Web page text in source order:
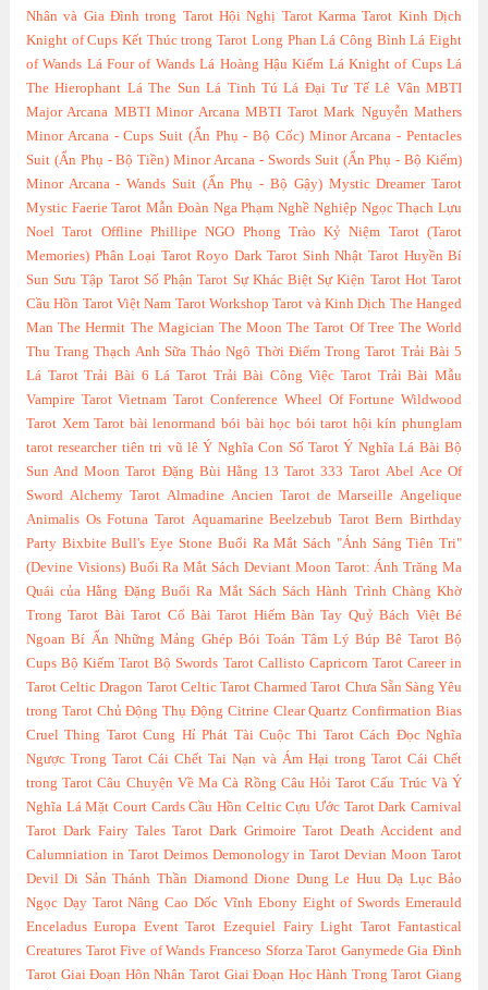
Nhân và Gia Đình trong Tarot Hội Nghị Tarot Karma Tarot Kinh Dịch
Knight of Cups Kết Thúc trong Tarot Long Phan Lá Công Bình Lá Eight
of Wands Lá Four of Wands Lá Hoàng Hậu Kiếm Lá Knight of Cups Lá
The Hierophant Lá The Sun Lá Tinh Tú Lá Đại Tư Tế Lê Vân MBTI
Major Arcana MBTI Minor Arcana MBTI Tarot Mark Nguyễn Mathers
Minor Arcana - Cups Suit (Ẩn Phụ - Bộ Cốc) Minor Arcana - Pentacles
Suit (Ẩn Phụ - Bộ Tiền) Minor Arcana - Swords Suit (Ẩn Phụ - Bộ Kiếm)
Minor Arcana - Wands Suit (Ẩn Phụ - Bộ Gậy) Mystic Dreamer Tarot
Mystic Faerie Tarot Mẫn Đoàn Nga Phạm Nghề Nghiệp Ngọc Thạch Lựu
Noel Tarot Offline Phillipe NGO Phong Trào Kỷ Niệm Tarot (Tarot
Memories) Phân Loại Tarot Royo Dark Tarot Sinh Nhật Tarot Huyền Bí
Sun Sưu Tập Tarot Số Phận Tarot Sự Khác Biệt Sự Kiện Tarot Hot Tarot
Cầu Hồn Tarot Việt Nam Tarot Workshop Tarot và Kinh Dịch The Hanged
Man The Hermit The Magician The Moon The Tarot Of Tree The World
Thu Trang Thạch Anh Sữa Thảo Ngô Thời Điểm Trong Tarot Trải Bài 5
Lá Tarot Trải Bài 6 Lá Tarot Trải Bài Công Việc Tarot Trải Bài Mẫu
Vampire Tarot Vietnam Tarot Conference Wheel Of Fortune Wildwood
Tarot Xem Tarot bài lenormand bói bài học bói tarot hội kín phunglam
tarot researcher tiên tri vũ lê Ý Nghĩa Con Số Tarot Ý Nghĩa Lá Bài Bộ
Sun And Moon Tarot Đặng Bùi Hằng 13 Tarot 333 Tarot Abel Ace Of
Sword Alchemy Tarot Almadine Ancien Tarot de Marseille Angelique
Animalis Os Fotuna Tarot Aquamarine Beelzebub Tarot Bern Birthday
Party Bixbite Bull's Eye Stone Buổi Ra Mắt Sách "Ánh Sáng Tiên Tri"
(Devine Visions) Buổi Ra Mắt Sách Deviant Moon Tarot: Ánh Trăng Ma
Quái của Hằng Đặng Buổi Ra Mắt Sách Sách Hành Trình Chàng Khờ
Trong Tarot Bài Tarot Cổ Bài Tarot Hiếm Bàn Tay Quỷ Bách Việt Bé
Ngoan Bí Ẩn Những Mảng Ghép Bói Toán Tâm Lý Búp Bê Tarot Bộ
Cups Bộ Kiếm Tarot Bộ Swords Tarot Callisto Capricorn Tarot Career in
Tarot Celtic Dragon Tarot Celtic Tarot Charmed Tarot Chưa Sẵn Sàng Yêu
trong Tarot Chủ Động Thụ Động Citrine Clear Quartz Confirmation Bias
Cruel Thing Tarot Cung Hỉ Phát Tài Cuộc Thi Tarot Cách Đọc Nghĩa
Ngược Trong Tarot Cái Chết Tai Nạn và Ám Hại trong Tarot Cái Chết
trong Tarot Câu Chuyện Về Ma Cà Rồng Câu Hỏi Tarot Cấu Trúc Và Ý
Nghĩa Lá Mặt Court Cards Cầu Hồn Celtic Cựu Ước Tarot Dark Carnival
Tarot Dark Fairy Tales Tarot Dark Grimoire Tarot Death Accident and
Calumniation in Tarot Deimos Demonology in Tarot Devian Moon Tarot
Devil Di Sản Thánh Thần Diamond Dione Dung Le Huu Dạ Lục Bảo
Ngọc Dạy Tarot Nâng Cao Dốc Vĩnh Ebony Eight of Swords Emerauld
Enceladus Europa Event Tarot Ezequiel Fairy Light Tarot Fantastical
Creatures Tarot Five of Wands Franceso Sforza Tarot Ganymede Gia Đình
Tarot Giai Đoạn Hôn Nhân Tarot Giai Đoạn Học Hành Trong Tarot Giang